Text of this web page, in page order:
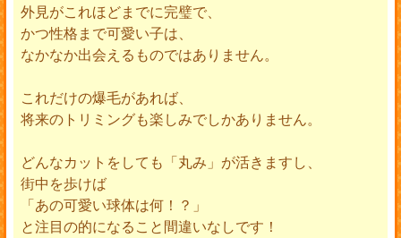
外見がこれほどまでに完璧で、
かつ性格まで可愛い子は、
なかなか出会えるものではありません。
これだけの爆毛があれば、
将来のトリミングも楽しみでしかありません。
どんなカットをしても「丸み」が活きますし、
街中を歩けば
「あの可愛い球体は何！？」
と注目の的になること間違いなしです！